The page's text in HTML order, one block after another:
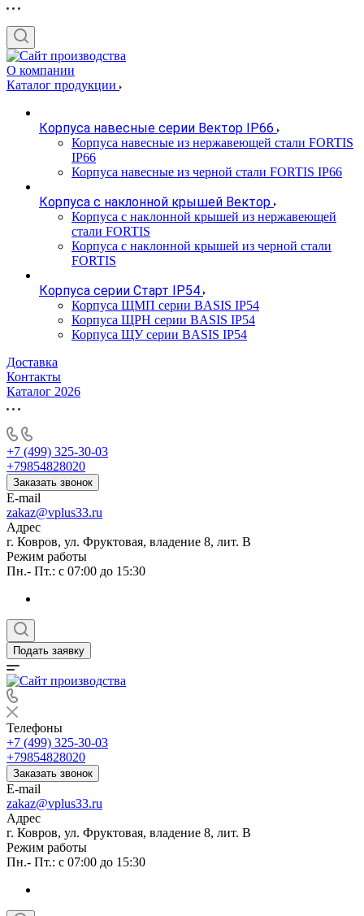
О компании
Каталог продукции
Корпуса навесные серии Вектор IP66
Корпуса навесные из нержавеющей стали FORTIS
IP66
Корпуса навесные из черной стали FORTIS IP66
Корпуса с наклонной крышей Вектор
Корпуса с наклонной крышей из нержавеющей
стали FORTIS
Корпуса с наклонной крышей из черной стали
FORTIS
Корпуса серии Старт IP54
Корпуса ЩМП серии BASIS IP54
Корпуса ЩРН серии BASIS IP54
Корпуса ЩУ серии BASIS IP54
Доставка
Контакты
Каталог 2026
+7 (499) 325-30-03
+79854828020
Заказать звонок
E-mail
zakaz@vplus33.ru
Адрес
г. Ковров, ул. Фруктовая, владение 8, лит. В
Режим работы
Пн.- Пт.: с 07:00 до 15:30
Подать заявку
Телефоны
+7 (499) 325-30-03
+79854828020
Заказать звонок
E-mail
zakaz@vplus33.ru
Адрес
г. Ковров, ул. Фруктовая, владение 8, лит. В
Режим работы
Пн.- Пт.: с 07:00 до 15:30